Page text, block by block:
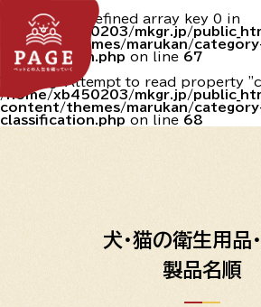
Warning: Undefined array key 0 in
/home/xb450203/mkgr.jp/
content/themes/marukan/
classification.php on line 67
: Attempt to read property
/home/xb450203/mkgr.jp/
content/themes/marukan/
classification.php on line 68
犬・猫の衛生用品
製品名順